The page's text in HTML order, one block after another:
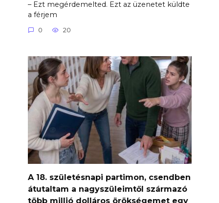
– Ezt megérdemelted. Ezt az üzenetet küldte
a férjem
0 20
A 18. születésnapi partimon, csendben
átutaltam a nagyszüleimtől származó
több millió dolláros örökségemet egy